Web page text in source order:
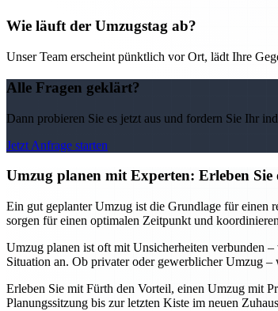
Wie läuft der Umzugstag ab?
Unser Team erscheint pünktlich vor Ort, lädt Ihre
Alle Fragen geklärt?
Dann probieren Sie es jetzt aus und fordern Sie Ihr
Jetzt Anfrage starten
Umzug planen mit Experten: Erleben
Ein gut geplanter Umzug ist die Grundlage für einen
sorgen für einen optimalen Zeitpunkt und
Umzug planen ist oft mit Unsicherheiten verbunden
Situation an. Ob privater oder gewerblicher Umzug –
Erleben Sie mit Fürth den Vorteil, einen Umzug mit
Planungssitzung bis zur letzten Kiste im neuen